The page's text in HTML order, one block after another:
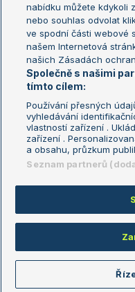
Aktualní trendy
Fotbalové přestupy
Livesport Daily
LS Prague Open
Podmínky užití
GDPR a žurnalistika
Kontakt
Copyright © 2008-2026
nabídku můžete kdykoli
nebo souhlas odvolat
ve spodní části webové
našem Internetová
našich Zásadách
Společně s našimi
tímto cílem:
Používání přesných
vyhledávání
vlastností zařízení .
zařízení .
a obsahu, průzkum
Seznam partnerů